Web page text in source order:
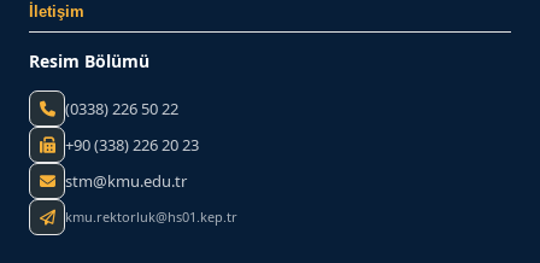
İletişim
Resim Bölümü
(0338) 226 50 22
+90 (338) 226 20 23
stm@kmu.edu.tr
kmu.rektorluk@hs01.kep.tr